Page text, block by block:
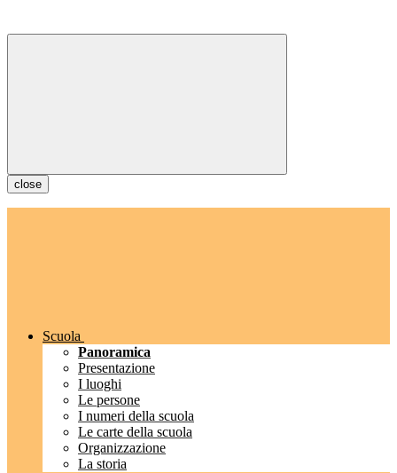
close
Scuola
Panoramica
Presentazione
I luoghi
Le persone
I numeri della scuola
Le carte della scuola
Organizzazione
La storia